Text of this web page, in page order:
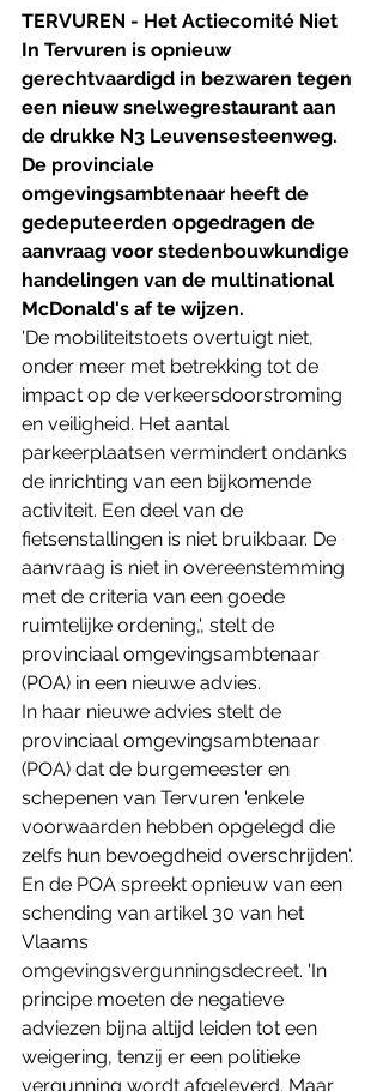
TERVUREN - Het Actiecomité Niet
In Tervuren is opnieuw
gerechtvaardigd in bezwaren tegen
een nieuw snelwegrestaurant aan
de drukke N3 Leuvensesteenweg.
De provinciale
omgevingsambtenaar heeft de
gedeputeerden opgedragen de
aanvraag voor stedenbouwkundige
handelingen van de multinational
McDonald's af te wijzen.
'De mobiliteitstoets overtuigt niet,
onder meer met betrekking tot de
impact op de verkeersdoorstroming
en veiligheid. Het aantal
parkeerplaatsen vermindert ondanks
de inrichting van een bijkomende
activiteit. Een deel van de
fietsenstallingen is niet bruikbaar. De
aanvraag is niet in overeenstemming
met de criteria van een goede
ruimtelijke ordening,', stelt de
provinciaal omgevingsambtenaar
(POA) in een nieuwe advies.
In haar nieuwe advies stelt de
provinciaal omgevingsambtenaar
(POA) dat de burgemeester en
schepenen van Tervuren 'enkele
voorwaarden hebben opgelegd die
zelfs hun bevoegdheid overschrijden'.
En de POA spreekt opnieuw van een
schending van artikel 30 van het
Vlaams
omgevingsvergunningsdecreet. 'In
principe moeten de negatieve
adviezen bijna altijd leiden tot een
weigering, tenzij er een politieke
vergunning wordt afgeleverd. Maar